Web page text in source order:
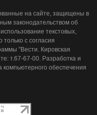
на сайте, защищены в
законодательством об
текстовых,
с согласия
"Вести. Кировская
т.67-67-00. Разработка и
компьютерного обеспечения